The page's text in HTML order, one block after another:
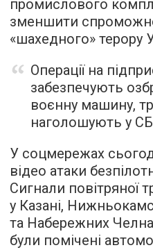
промислового
зменшити
«шахедного» терору
Операції на
забезпечують
воєнну машину,
наголошують у
У соцмережах
відео атаки
Сигнали повітряної
у Казані,
та Набережних
були помічені